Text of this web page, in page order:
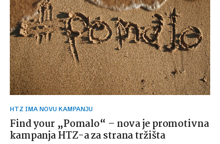
HTZ IMA NOVU KAMPANJU
Find your „Pomalo“ – nova je promotivna
kampanja HTZ-a za strana tržišta